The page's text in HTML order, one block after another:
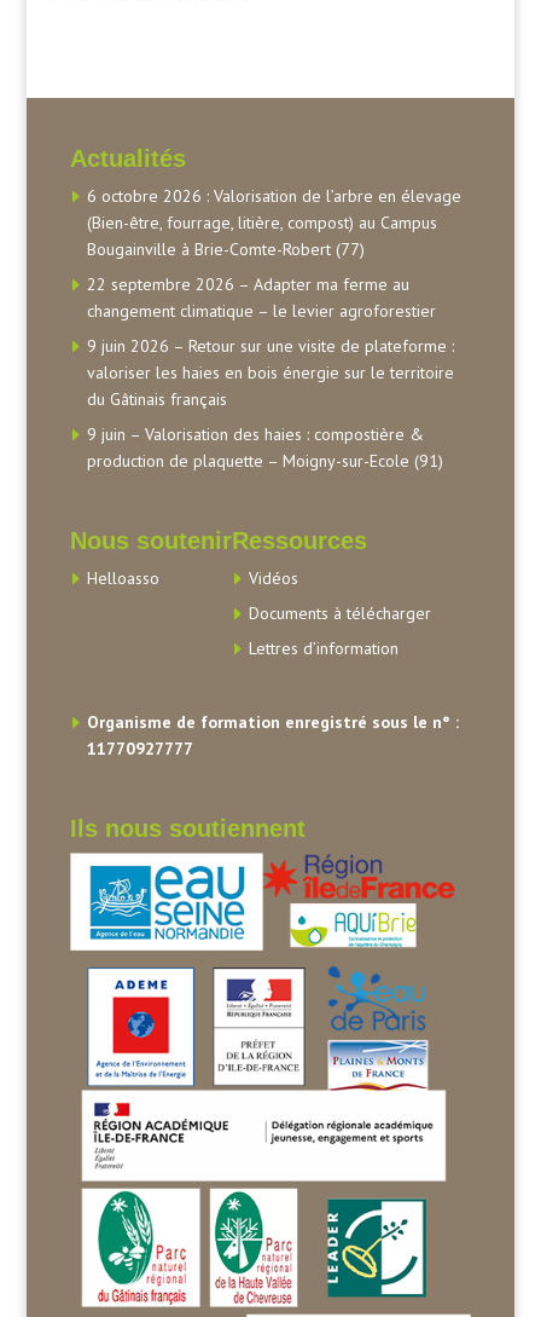
Actualités
6 octobre 2026 : Valorisation de l’arbre en élevage
(Bien-être, fourrage, litière, compost) au Campus
Bougainville à Brie-Comte-Robert (77)
22 septembre 2026 – Adapter ma ferme au
changement climatique – le levier agroforestier
9 juin 2026 – Retour sur une visite de plateforme :
valoriser les haies en bois énergie sur le territoire
du Gâtinais français
9 juin – Valorisation des haies : compostière &
production de plaquette – Moigny-sur-Ecole (91)
Nous soutenir
Helloasso
Ressources
Vidéos
Documents à télécharger
Lettres d’information
Organisme de formation enregistré sous le n° :
11770927777
Ils nous soutiennent